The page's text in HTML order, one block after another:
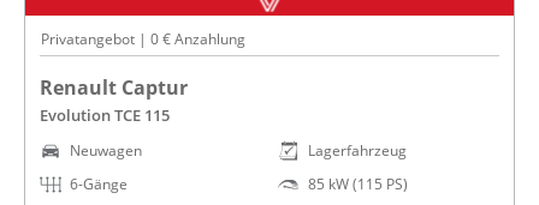
Privatangebot | 0 € Anzahlung
Renault Captur
Evolution TCE 115
Neuwagen
6-Gänge
Lagerfahrzeug
85 kW (115 PS)